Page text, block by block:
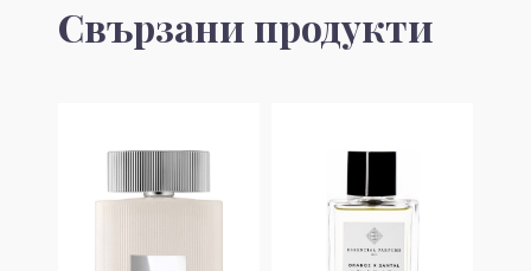
Свързани продукти